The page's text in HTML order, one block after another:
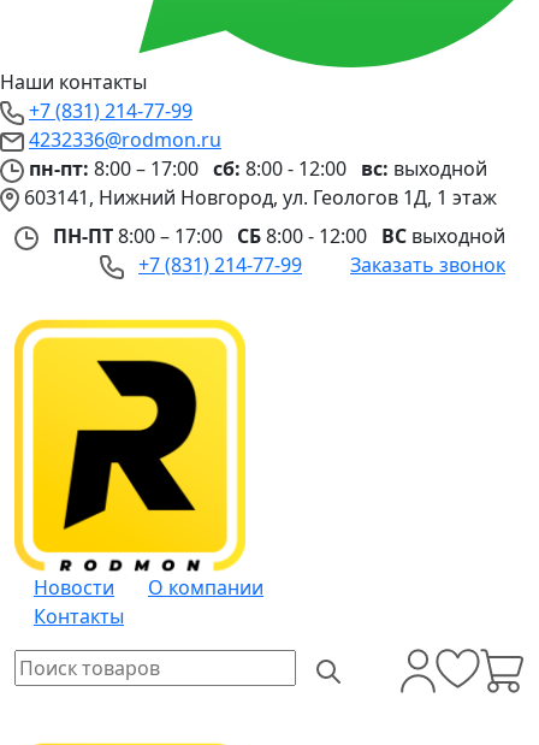
Наши контакты
+7 (831) 214-77-99
4232336@rodmon.ru
пн-пт: 8:00 – 17:00 сб: 8:00 - 12:00 вс: выходной
603141, Нижний Новгород, ул. Геологов 1Д, 1 этаж
ПН-ПТ8:00 – 17:00 СБ8:00 - 12:00 ВС выходной
+7 (831) 214-77-99
Заказать звонок
Новости
О компании
Контакты